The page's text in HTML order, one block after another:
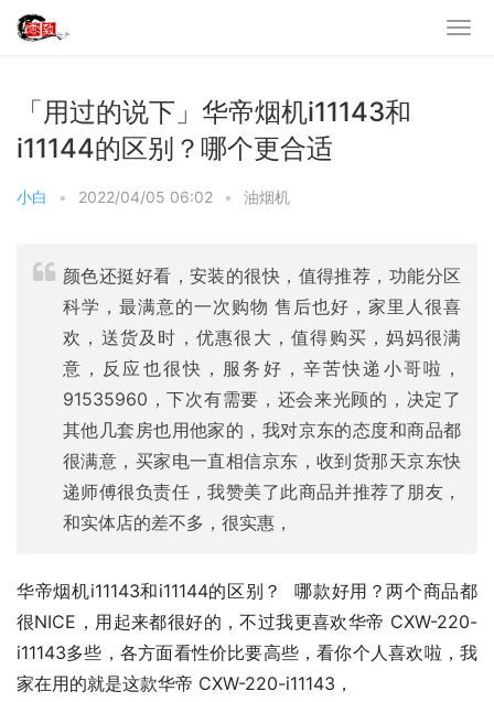
「用过的说下」华帝烟机i11143和
i11144的区别？哪个更合适
小白 • 2022/04/05 06:02 • 油烟机
颜色还挺好看，安装的很快，值得推荐，功能分区
科学，最满意的一次购物 售后也好，家里人很喜
欢，送货及时，优惠很大，值得购买，妈妈很满
意，反应也很快，服务好，辛苦快递小哥啦，
91535960，下次有需要，还会来光顾的，决定了
其他几套房也用他家的，我对京东的态度和商品都
很满意，买家电一直相信京东，收到货那天京东快
递师傅很负责任，我赞美了此商品并推荐了朋友，
和实体店的差不多，很实惠，
华帝烟机i11143和i11144的区别？  哪款好用？两个商品都
很NICE，用起来都很好的，不过我更喜欢华帝 CXW-220-
i11143多些，各方面看性价比要高些，看你个人喜欢啦，我
家在用的就是这款华帝 CXW-220-i11143，